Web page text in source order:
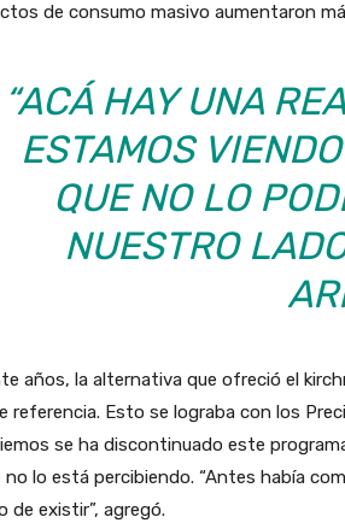
de consumo masivo aumentaron
“ACÁ HAY UNA
ESTAMOS
QUE NO LO
NUESTRO
años, la alternativa que ofreció el
referencia. Esto se lograba con los
se ha discontinuado este
lo está percibiendo. “Antes había
de existir”, agregó.